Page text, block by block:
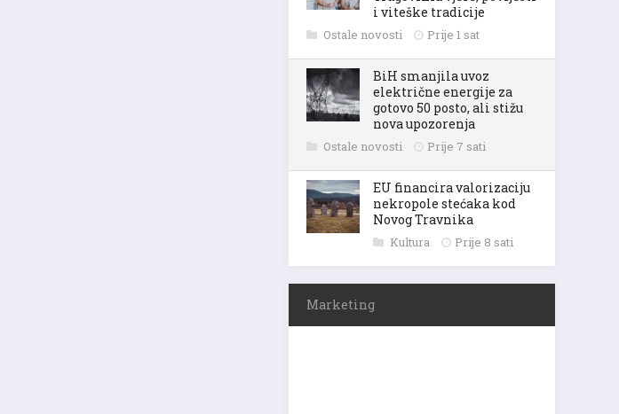
i viteške tradicije
Ostale novosti Prije 1 sat
BiH smanjila uvoz
električne energije za
gotovo 50 posto, ali stižu
nova upozorenja
Ostale novosti Prije 7 sati
EU financira valorizaciju
nekropole stećaka kod
Novog Travnika
Kultura Prije 8 sati
Marketing